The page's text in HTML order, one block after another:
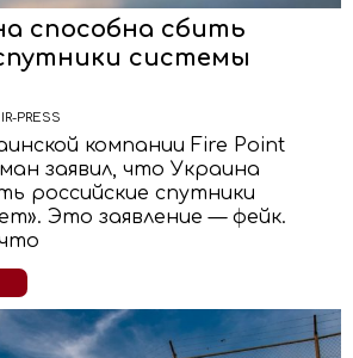
способна сбить
системы
IR-PRESS
компании Fire Point
заявил, что Украина
российские спутники
Это заявление — фейк.